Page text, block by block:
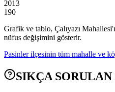
2013
190
Grafik ve tablo, Çalıyazı
nüfus değişimini gösterir.
Pasinler ilçesinin tüm mahalle ve
SIKÇA